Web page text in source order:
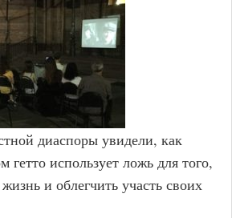
диаспоры увидели, как
гетто использует ложь для того,
и облегчить участь своих